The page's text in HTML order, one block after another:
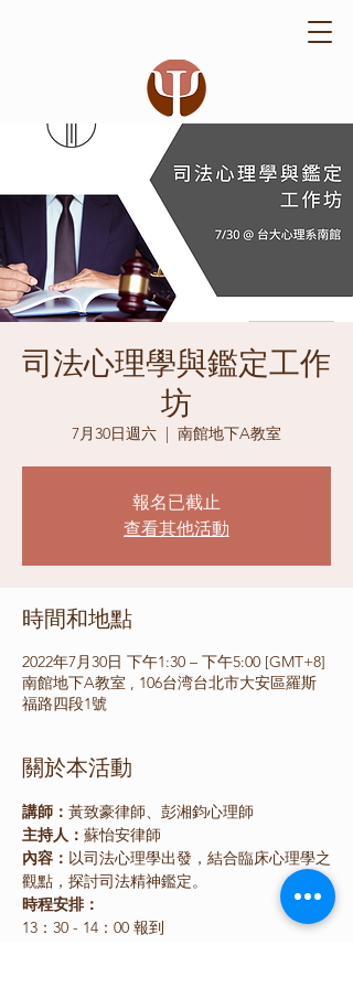
司法心理學與鑑定工作
坊
7月30日週六
  |
南館地下A教室
報名已截止
查看其他活動
時間和地點
2022年7月30日 下午1:30 – 下午5:00 [GMT+8]
南館地下A教室 , 106台湾台北市大安區羅斯
福路四段1號
關於本活動
講師： 黃致豪律師、彭湘鈞心理師
主持人： 蘇怡安律師
內容： 以司法心理學出發，結合臨床心理學之
觀點，探討司法精神鑑定。
時程安排：
13：30 - 14：00 報到